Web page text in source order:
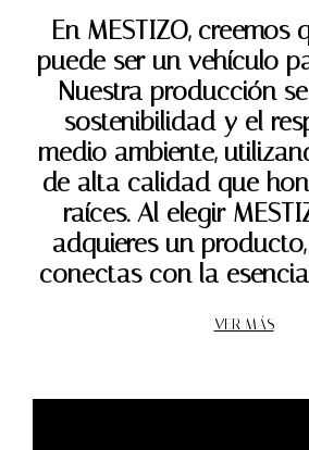
En MESTIZO, creemos
puede ser un vehículo
Nuestra producción
sostenibilidad y el
medio ambiente,
de alta calidad que
raíces. Al elegir
adquieres un
conectas con la
VER MÁS